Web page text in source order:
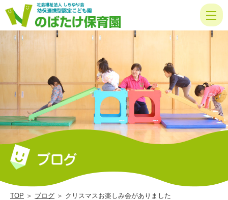
リ
ス
お
楽
し
み
が
あ
TOP ＞ ブログ ＞ クリスマスお楽しみ会がありました